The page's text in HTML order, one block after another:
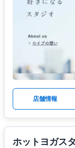
店舗情報
ホットヨガス